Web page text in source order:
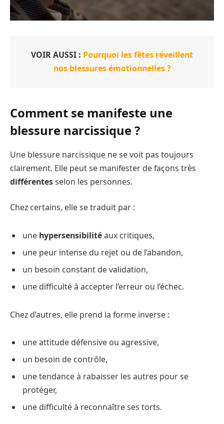
VOIR AUSSI : Pourquoi les fêtes réveillent
nos blessures émotionnelles ?
Comment se manifeste une
blessure narcissique ?
Une blessure narcissique ne se voit pas toujours
clairement. Elle peut se manifester de façons très
différentesselon les personnes.
Chez certains, elle se traduit par :
une hypersensibilitéaux critiques,
une peur intense du rejet ou de l’abandon,
un besoin constant de validation,
une difficulté à accepter l’erreur ou l’échec.
Chez d’autres, elle prend la forme inverse :
une attitude défensive ou agressive,
un besoin de contrôle,
une tendance à rabaisser les autres pour se
protéger,
une difficulté à reconnaître ses torts.